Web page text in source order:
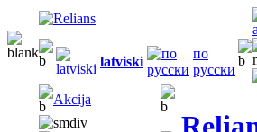
latviski
по
русски
Akcija